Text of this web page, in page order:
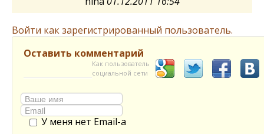
Войти как зарегистрированный пользователь.
Оставить комментарий
Как пользователь
социальной сети
У меня нет Email-а